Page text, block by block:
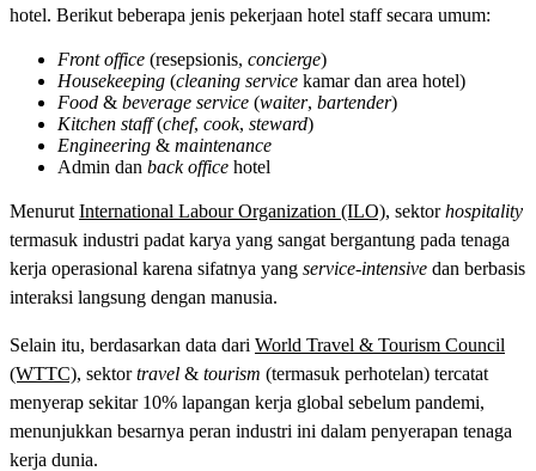
hotel. Berikut beberapa jenis pekerjaan hotel staff secara umum:
Front office (resepsionis, concierge)
Housekeeping (cleaning service kamar dan area hotel)
Food & beverage service (waiter, bartender)
Kitchen staff(chef, cook, steward)
Engineering & maintenance
Admin dan back office hotel
Menurut International Labour Organization (ILO), sektorhospitality
termasuk industri padat karya yang sangat bergantung pada tenaga
kerja operasional karena sifatnya yang service-intensive dan berbasis
interaksi langsung dengan manusia.
Selain itu, berdasarkan data dari World Travel & Tourism Council
(WTTC), sektortravel & tourism (termasuk perhotelan) tercatat
menyerap sekitar 10% lapangan kerja global sebelum pandemi,
menunjukkan besarnya peran industri ini dalam penyerapan tenaga
kerja dunia.